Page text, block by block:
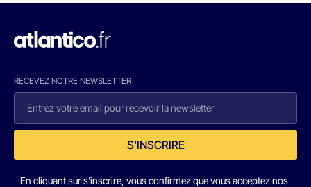
RECEVEZ NOTRE NEWSLETTER
S'INSCRIRE
En cliquant sur s'inscrire, vous confirmez que vous acceptez nos